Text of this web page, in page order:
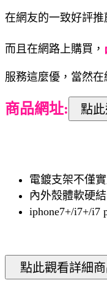
在網友的一致好評推
而且在網路上購買，
服務這麼優，當然
商品網址:
電鍍支架不僅
內外殼體軟硬
iphone7+/i7+/i7